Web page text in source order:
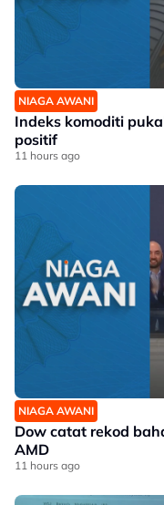
NIAGA AWANI
Indeks komoditi
positif
11 hours ago
NIAGA AWANI
Dow catat rekod
AMD
11 hours ago